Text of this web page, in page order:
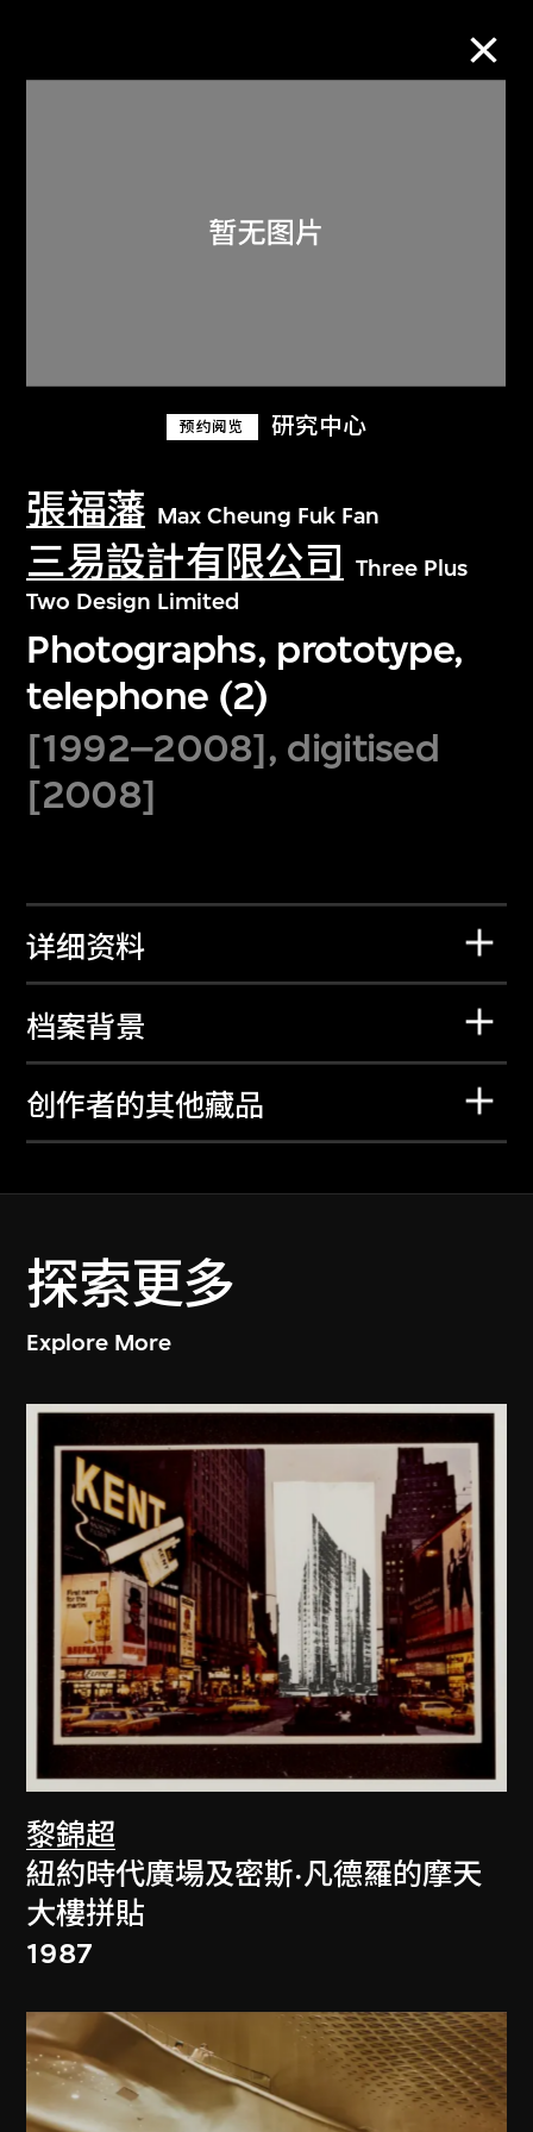
预约阅览 研究中心
張福藩 Max Cheung Fuk Fan
三易設計有限公司
Three Plus
Two Design Limited
Photographs, prototype,
telephone (2)
[1992–2008], digitised
[2008]
详细资料
档案背景
创作者的其他藏品
探索更多
Explore More
黎錦超
紐約時代廣場及密斯·凡德羅的摩天
大樓拼貼
1987
关于M+藏品
探索世界顶级的二十及二十一世纪视觉
文化藏品。